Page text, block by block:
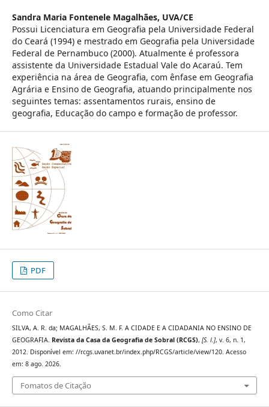
Sandra Maria Fontenele Magalhães, UVA/CE
Possui Licenciatura em Geografia pela Universidade Federal
do Ceará (1994) e mestrado em Geografia pela Universidade
Federal de Pernambuco (2000). Atualmente é professora
assistente da Universidade Estadual Vale do Acaraú. Tem
experiência na área de Geografia, com ênfase em Geografia
Agrária e Ensino de Geografia, atuando principalmente nos
seguintes temas: assentamentos rurais, ensino de
geografia, Educação do campo e formação de professor.
PDF
Como Citar
SILVA, A. R. da; MAGALHÃES, S. M. F. A CIDADE E A CIDADANIA NO ENSINO DE
GEOGRAFIA. Revista da Casa da Geografia de Sobral (RCGS), [S. l.], v. 6, n. 1,
2012. Disponível em: //rcgs.uvanet.br/index.php/RCGS/article/view/120. Acesso
em: 8 ago. 2026.
Fomatos de Citação